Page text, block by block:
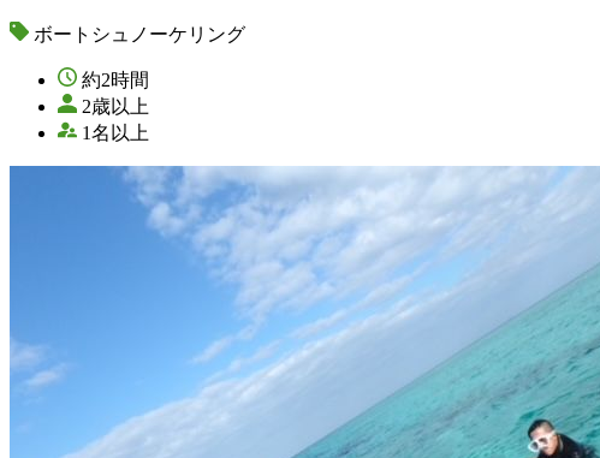
ボートシュノーケリング
約2時間
2歳以上
1名以上